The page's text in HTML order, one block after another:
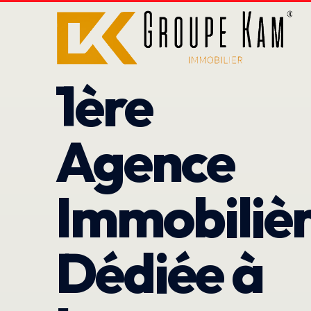
1ère
Agence
Dédiée à